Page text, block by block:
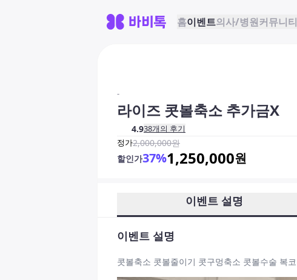
홈이벤트의사/병원커뮤니티
-
라이즈 콧볼축소 추가금X
4.938개의 후기
정가2,000,000원
할인가37%1,250,000원
이벤트 설명
이벤트 설명
콧볼축소 콧볼줄이기 콧구멍축소 콧볼수술 복코